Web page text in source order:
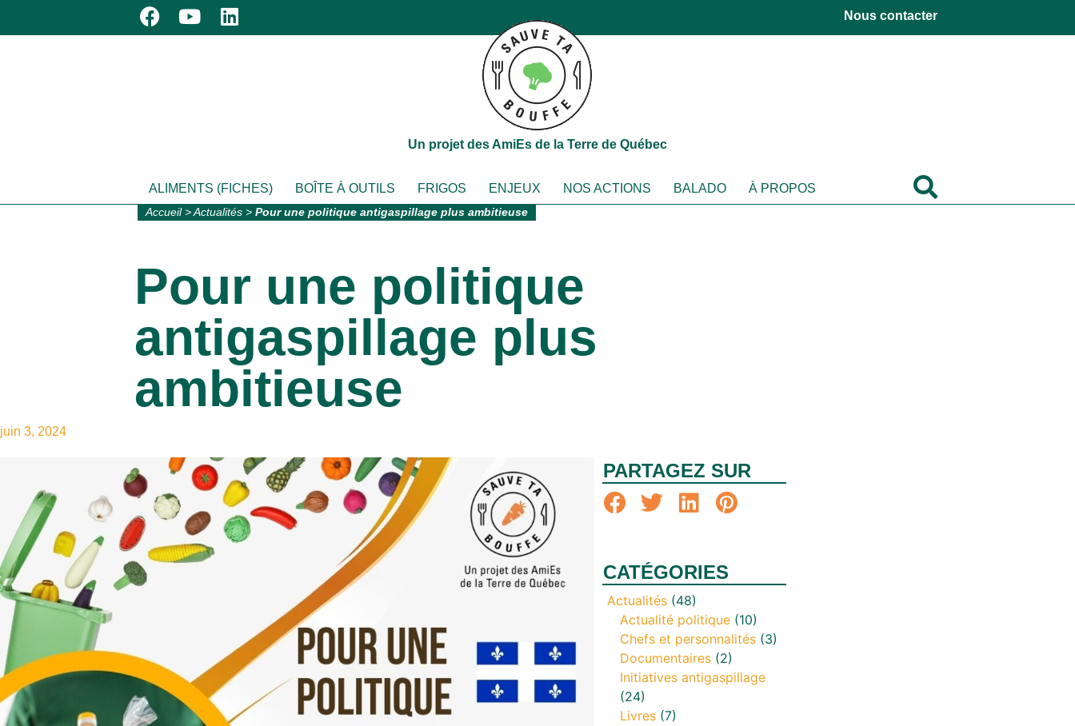
Nous contacter
Un projet des AmiEs de la Terre de Québec
ALIMENTS (FICHES) BOÎTE À OUTILS FRIGOS ENJEUX NOS ACTIONS BALADO À PROPOS
Accueil> Actualités > Pour une politique antigaspillage plus ambitieuse
Pour une politique
antigaspillage plus
ambitieuse
juin 3, 2024
PARTAGEZ SUR
CATÉGORIES
Actualités(48)
Actualité politique(10)
Chefs et personnalités(3)
Documentaires(2)
Initiatives antigaspillage
(24)
Livres(7)